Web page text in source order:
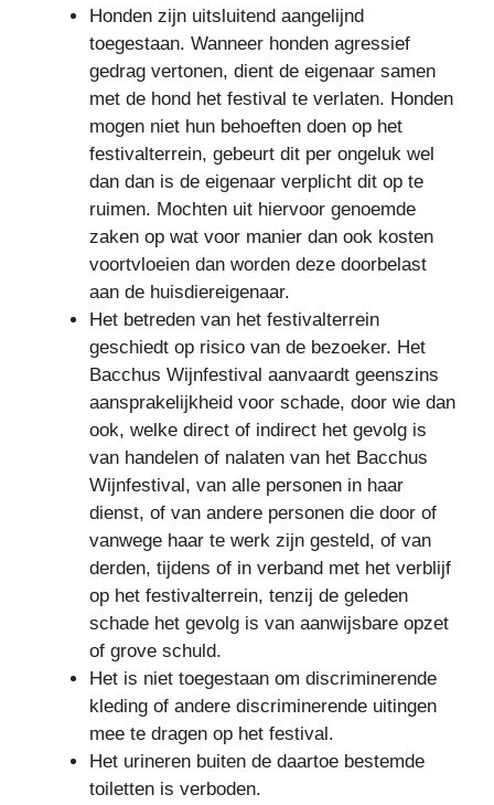
Honden zijn uitsluitend aangelijnd
toegestaan. Wanneer honden agressief
gedrag vertonen, dient de eigenaar samen
met de hond het festival te verlaten. Honden
mogen niet hun behoeften doen op het
festivalterrein, gebeurt dit per ongeluk wel
dan dan is de eigenaar verplicht dit op te
ruimen. Mochten uit hiervoor genoemde
zaken op wat voor manier dan ook kosten
voortvloeien dan worden deze doorbelast
aan de huisdiereigenaar.
Het betreden van het festivalterrein
geschiedt op risico van de bezoeker. Het
Bacchus Wijnfestival aanvaardt geenszins
aansprakelijkheid voor schade, door wie dan
ook, welke direct of indirect het gevolg is
van handelen of nalaten van het Bacchus
Wijnfestival, van alle personen in haar
dienst, of van andere personen die door of
vanwege haar te werk zijn gesteld, of van
derden, tijdens of in verband met het verblijf
op het festivalterrein, tenzij de geleden
schade het gevolg is van aanwijsbare opzet
of grove schuld.
Het is niet toegestaan om discriminerende
kleding of andere discriminerende uitingen
mee te dragen op het festival.
Het urineren buiten de daartoe bestemde
toiletten is verboden.